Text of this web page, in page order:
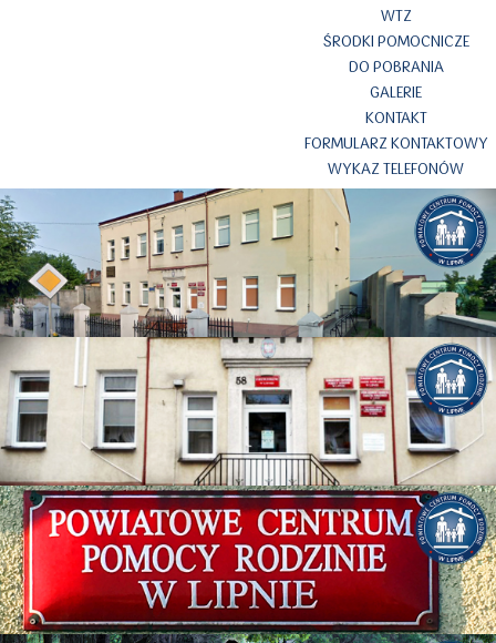
WTZ
ŚRODKI POMOCNICZE
DO POBRANIA
GALERIE
KONTAKT
FORMULARZ KONTAKTOWY
WYKAZ TELEFONÓW